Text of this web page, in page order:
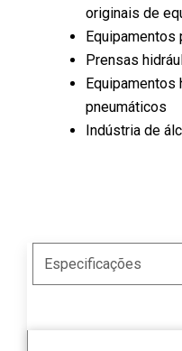
originais de
Equipamentos
Prensas
Equipamentos
pneumáticos
Indústria de